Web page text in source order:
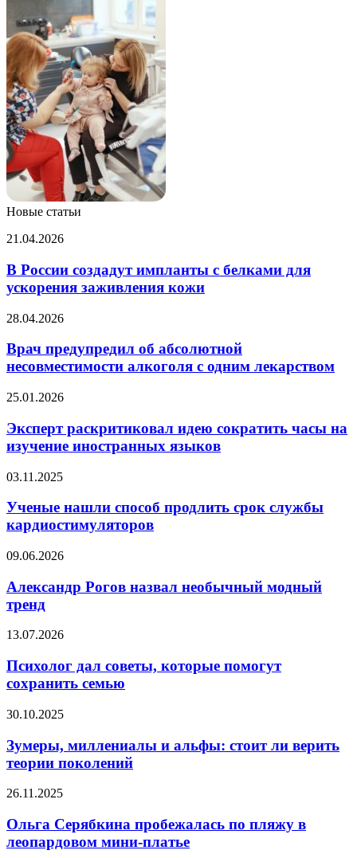
Новые статьи
В России
импланты
с белками
для
заживления
21.04.2026
В России создадут импланты с белками для
ускорения заживления кожи
Врач
об
абсолютной
несовместимости
с
лекарством
28.04.2026
Врач предупредил об абсолютной
несовместимости алкоголя с одним лекарством
Эксперт
идею
сократить
часы
изучение
языков
25.01.2026
Эксперт раскритиковал идею сократить часы на
изучение иностранных языков
Ученые
способ
срок
кардиостимуляторов
03.11.2025
Ученые нашли способ продлить срок службы
кардиостимуляторов
Александр
назвал
необычный
модный
09.06.2026
Александр Рогов назвал необычный модный
тренд
Психолог
советы,
которые
помогут
семью
13.07.2026
Психолог дал советы, которые помогут
сохранить семью
Зумеры,
и
альфы:
стоит
верить
поколений
30.10.2025
Зумеры, миллениалы и альфы: стоит ли верить
теории поколений
Ольга
пробежалась
по
пляжу
26.11.2025
Ольга Серябкина пробежалась по пляжу в
леопардовом мини-платье